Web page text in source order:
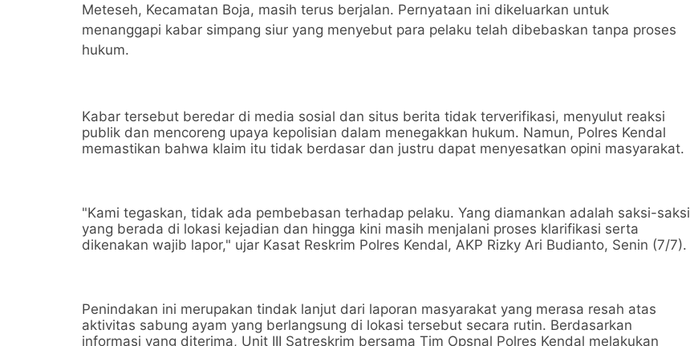
Meteseh, Kecamatan Boja, masih terus berjalan. Pernyataan ini dikeluarkan untuk
menanggapi kabar simpang siur yang menyebut para pelaku telah dibebaskan tanpa proses
hukum.
Kabar tersebut beredar di media sosial dan situs berita tidak terverifikasi, menyulut reaksi
publik dan mencoreng upaya kepolisian dalam menegakkan hukum. Namun, Polres Kendal
memastikan bahwa klaim itu tidak berdasar dan justru dapat menyesatkan opini masyarakat.
"Kami tegaskan, tidak ada pembebasan terhadap pelaku. Yang diamankan adalah saksi-saksi
yang berada di lokasi kejadian dan hingga kini masih menjalani proses klarifikasi serta
dikenakan wajib lapor," ujar Kasat Reskrim Polres Kendal, AKP Rizky Ari Budianto, Senin (7/7).
Penindakan ini merupakan tindak lanjut dari laporan masyarakat yang merasa resah atas
aktivitas sabung ayam yang berlangsung di lokasi tersebut secara rutin. Berdasarkan
informasi yang diterima, Unit III Satreskrim bersama Tim Opsnal Polres Kendal melakukan